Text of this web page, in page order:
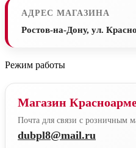
АДРЕС МАГАЗИНА
Ростов-на-Дону, ул.
Режим работы
Магазин
Почта для связи с розничным
dubpl8@mail.ru